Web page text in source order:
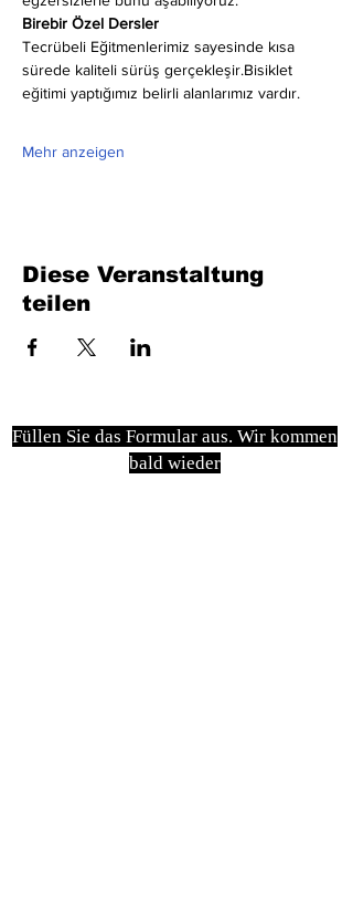
Birebir Özel Dersler
Tecrübeli Eğitmenlerimiz sayesinde kısa
sürede kaliteli sürüş gerçekleşir.Bisiklet
eğitimi yaptığımız belirli alanlarımız vardır.
Mehr anzeigen
Diese Veranstaltung
teilen
Füllen Sie das Formular aus. Wir kommen
bald wieder